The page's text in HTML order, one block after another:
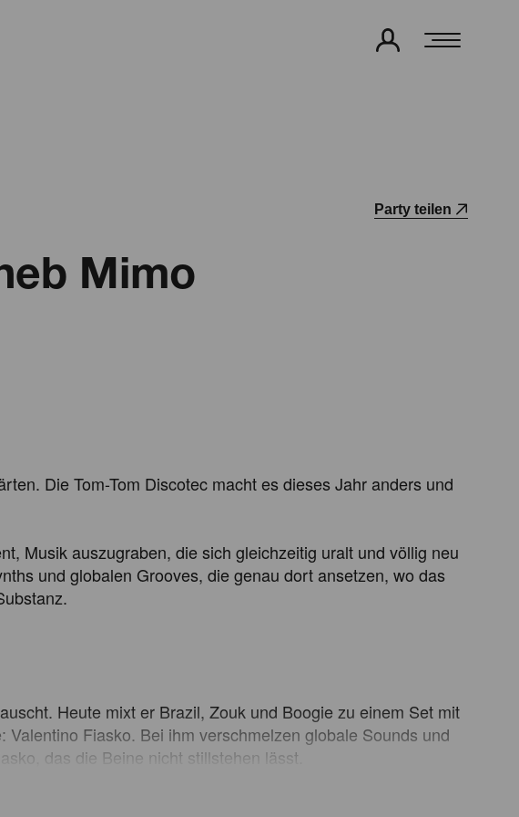
Party teilen
Mimo
Die Tom-Tom Discotec macht es dieses Jahr anders und
Musik auszugraben, die sich gleichzeitig uralt und völlig neu
und globalen Grooves, die genau dort ansetzen, wo das
Heute mixt er Brazil, Zouk und Boogie zu einem Set mit
Fiasko. Bei ihm verschmelzen globale Sounds und
das die Beine nicht stillstehen lässt.